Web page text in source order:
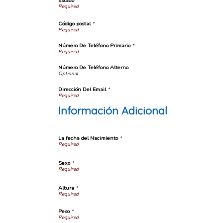
Código postal*
Número De Teléfono Primario*
Número De Teléfono Alterno
Dirección Del Email*
Información Adicional
La fecha del Nacimiento*
Sexo*
Altura *
Peso*